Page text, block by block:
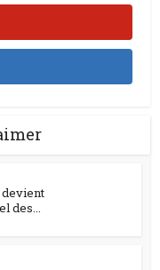
devient
des...